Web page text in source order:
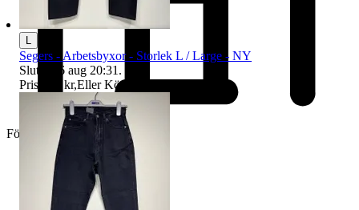
Företag
Segers - Arbetsbyxor - Storlek L / Large - NY
Sluttid
16 aug 20:31 .
Pris:
199 kr,Eller Köp nu